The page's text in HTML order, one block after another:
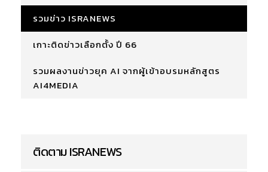
รวมข่าว ISRANEWS
เกาะติดข่าวเลือกตั้ง ปี 66
รวมผลงานข่าวยุค AI จากผู้เข้าอบรมหลักสูตร
AI4MEDIA
ติดตาม ISRANEWS